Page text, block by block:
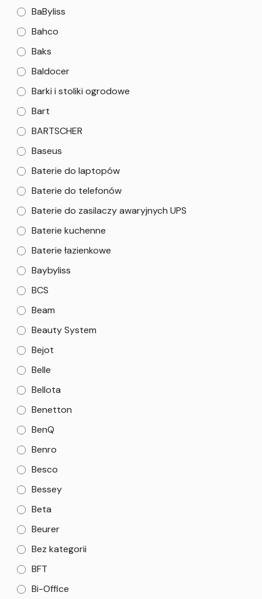
BaByliss
Bahco
Baks
Baldocer
Barki i stoliki ogrodowe
Bart
BARTSCHER
Baseus
Baterie do laptopów
Baterie do telefonów
Baterie do zasilaczy awaryjnych UPS
Baterie kuchenne
Baterie łazienkowe
Baybyliss
BCS
Beam
Beauty System
Bejot
Belle
Bellota
Benetton
BenQ
Benro
Besco
Bessey
Beta
Beurer
Bez kategorii
BFT
Bi-Office